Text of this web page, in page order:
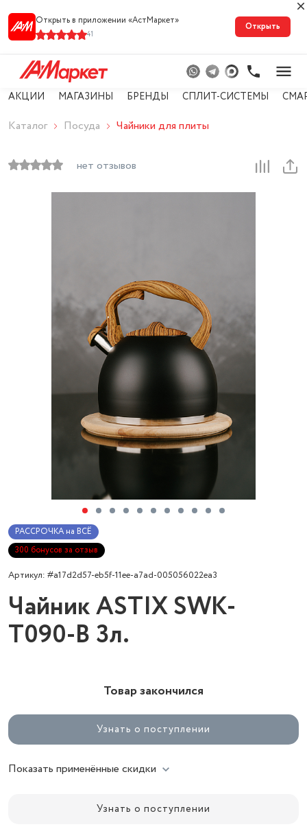
Открыть в приложении «АстМарке‪т‬»
41
Открыть
АКЦИИ МАГАЗИНЫ БРЕНДЫ СПЛИТ-СИСТЕМЫ
Каталог Посуда Чайники для плиты
нет отзывов
РАССРОЧКА на ВСЁ
300 бонусов за отзыв
Артикул: #a17d2d57-eb5f-11ee-a7ad-005056022ea3
Чайник ASTIX SWK-
T090-B 3л.
Товар закончился
Узнать о поступлении
Показать применённые скидки
Узнать о поступлении